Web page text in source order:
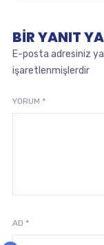
BIR YANIT
E-posta adresiniz
işaretlenmişlerdir
YORUM *
AD *